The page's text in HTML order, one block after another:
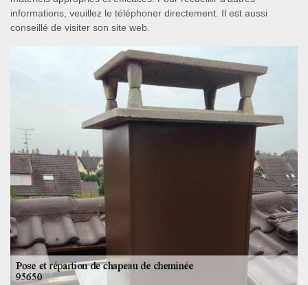
informations, veuillez le téléphoner directement. Il est aussi
conseillé de visiter son site web.